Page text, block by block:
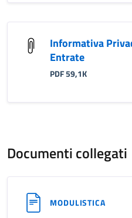
Informativa
Entrate
PDF 59,1K
Documenti collegati
MODULISTICA